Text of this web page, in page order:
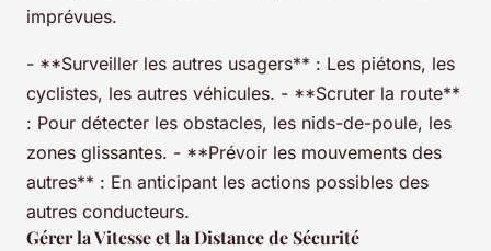
imprévues.
- **Surveiller les autres usagers** : Les piétons, les
cyclistes, les autres véhicules. - **Scruter la route**
: Pour détecter les obstacles, les nids-de-poule, les
zones glissantes. - **Prévoir les mouvements des
autres** : En anticipant les actions possibles des
autres conducteurs.
Gérer la Vitesse et la Distance de Sécurité